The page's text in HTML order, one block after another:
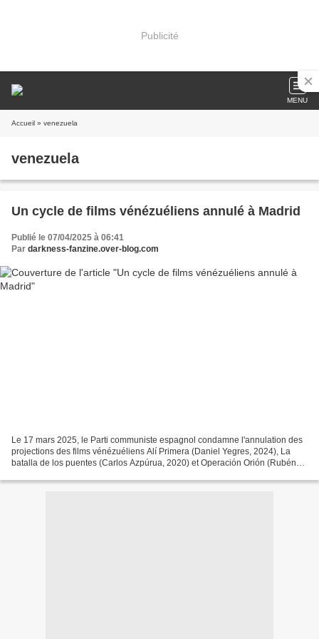
Publicité
MENU
Accueil » venezuela
venezuela
Un cycle de films vénézuéliens annulé à Madrid
Publié le 07/04/2025 à 06:41
Par darkness-fanzine.over-blog.com
Le 17 mars 2025, le Parti communiste espagnol condamne l'annulation des
projections des films vénézuéliens Alí Primera (Daniel Yegres, 2024), La
batalla de los puentes (Carlos Azpúrua, 2020) et Operación Orión (Rubén